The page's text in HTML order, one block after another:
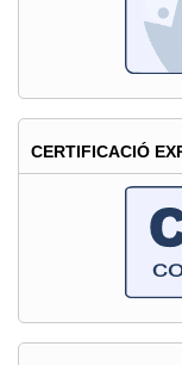
CERTIFICACIÓ